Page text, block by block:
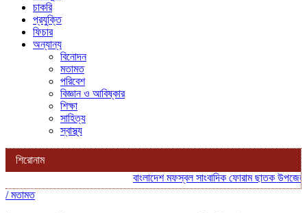
চাকরি
প্রযুক্তি
ফিচার
অন্যান্য
বিনোদন
মতামত
পরিবেশ
বিজ্ঞান ও আবিষ্কার
শিক্ষা
সাহিত্য
স্বাস্থ্য
শিরোনাম
বাংলাদেশ মফস্বল সাংবাদিক ফোরাম ছাতক উপজেলা
/মতামত